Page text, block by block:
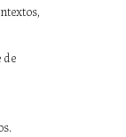
de